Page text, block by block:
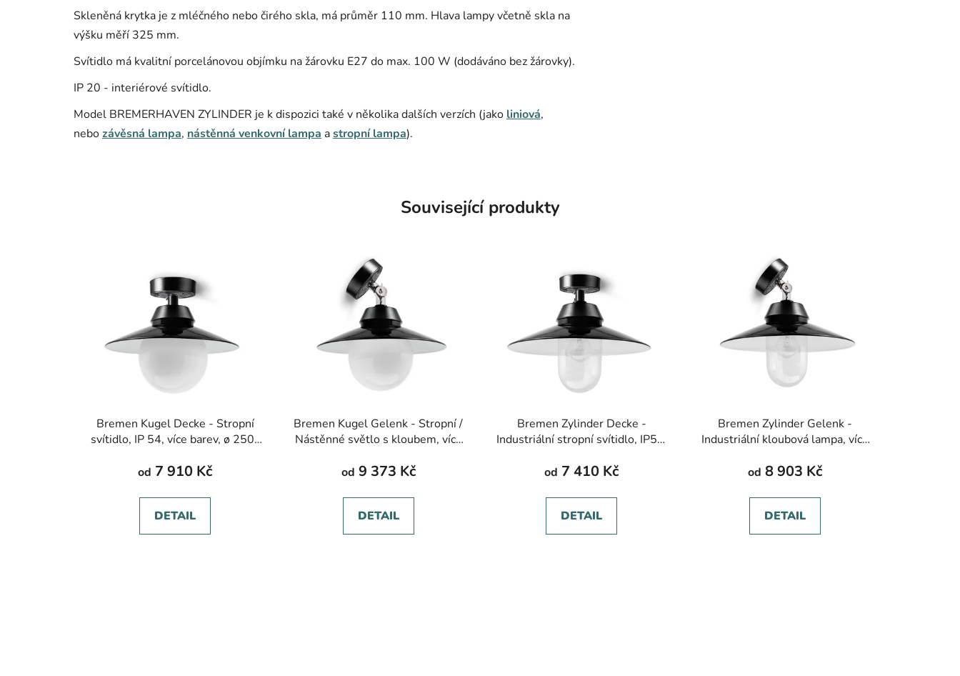
Skleněná krytka je z mléčného nebo čirého skla, má průměr 110 mm. Hlava lampy včetně skla na
výšku měří 325 mm.
Svítidlo má kvalitní porcelánovou objímku na žárovku E27 do max. 100 W (dodáváno bez žárovky).
IP 20 - interiérové svítidlo.
Model BREMERHAVEN ZYLINDER je k dispozici také v několika dalších verzích (jako liniová,
nebozávěsná lampa, nástěnná venkovní lampa astropní lampa).
Související produkty
Bremen Kugel Decke - Stropní
svítidlo, IP 54, více barev, ø 250-
od 7 910 Kč
DETAIL
Bremen Kugel Gelenk - Stropní /
Nástěnné světlo s kloubem, více
od 9 373 Kč
DETAIL
Bremen Zylinder Decke -
Industriální stropní svítidlo, IP54,
od 7 410 Kč
DETAIL
Bremen Zylinder Gelenk -
Industriální kloubová lampa, více
od 8 903 Kč
DETAIL